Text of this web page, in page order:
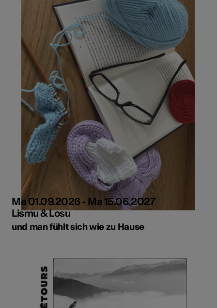
Ma 01.09.2026 - Ma 15.06.2027
Lismu & Losu
und man fühlt sich wie zu Hause